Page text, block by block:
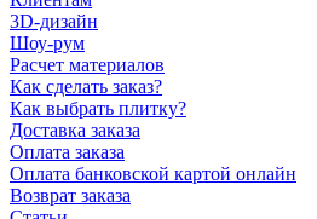
3D-дизайн
Шоу-рум
Расчет материалов
Как сделать заказ?
Как выбрать плитку?
Доставка заказа
Оплата заказа
Оплата банковской картой онлайн
Возврат заказа